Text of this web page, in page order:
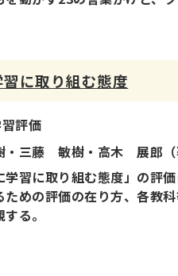
に取り組む態度
評価
三藤 敏樹・高木 展郎（
学習に取り組む態度」の評
ための評価の在り方、各教
る。